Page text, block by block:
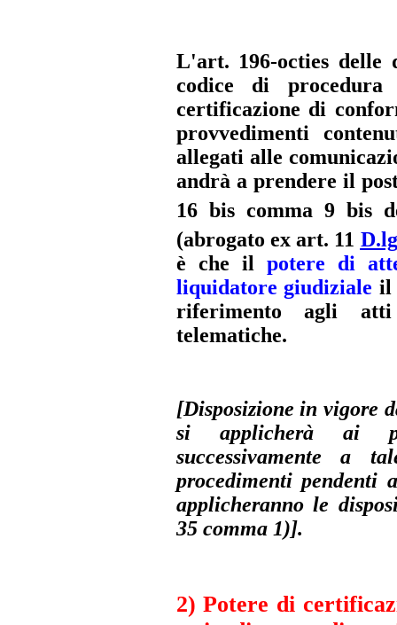
L'art. 196-octies delle
codice di
certificazione di
provvedimenti
allegati alle
andrà a prendere il
16 bis comma 9 bis
(abrogato ex art. 11
è che il potere di
liquidatore giudiziale il
riferimento agli atti
telematiche.
[Disposizione in vigore
si applicherà ai
successivamente a
procedimenti pendenti
applicheranno le
35 comma 1)].
2) Potere di